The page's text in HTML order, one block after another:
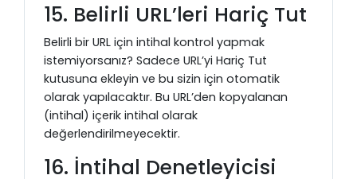
15. Belirli URL’leri Hariç Tut
Belirli bir URL için intihal kontrol yapmak
istemiyorsanız? Sadece URL’yi Hariç Tut
kutusuna ekleyin ve bu sizin için otomatik
olarak yapılacaktır. Bu URL’den kopyalanan
(intihal) içerik intihal olarak
değerlendirilmeyecektir.
16. İntihal Denetleyicisi